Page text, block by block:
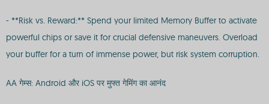
- **Risk vs. Reward:** Spend your limited Memory Buffer to activate
powerful chips or save it for crucial defensive maneuvers. Overload
your buffer for a turn of immense power, but risk system corruption.
AA गेम्स: Android और iOS पर मुफ्त गेमिंग का आनंद